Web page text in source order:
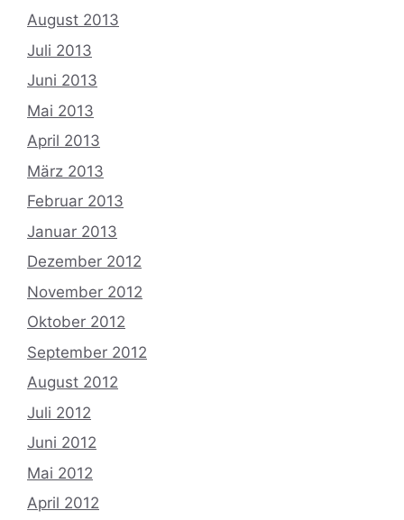
August 2013
Juli 2013
Juni 2013
Mai 2013
April 2013
März 2013
Februar 2013
Januar 2013
Dezember 2012
November 2012
Oktober 2012
September 2012
August 2012
Juli 2012
Juni 2012
Mai 2012
April 2012